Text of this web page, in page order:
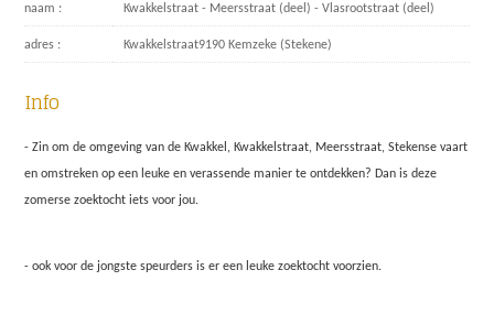
naam Kwakkelstraat - Meersstraat (deel) - Vlasrootstraat (deel)
adres Kwakkelstraat9190 Kemzeke (Stekene)
Info
- Zin om de omgeving van de Kwakkel, Kwakkelstraat, Meersstraat, Stekense vaart
en omstreken op een leuke en verassende manier te ontdekken? Dan is deze
zomerse zoektocht iets voor jou.
- ook voor de jongste speurders is er een leuke zoektocht voorzien.